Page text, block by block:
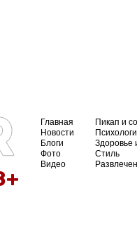
Главная
Новости
Блоги
Фото
Видео
Пикап и
Здоровье
Стиль